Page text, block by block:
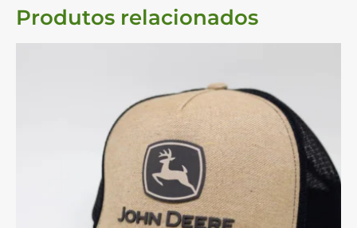
Produtos relacionados